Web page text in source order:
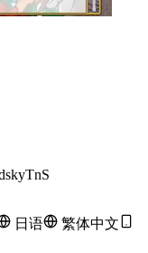
TnS
日语
繁体中文